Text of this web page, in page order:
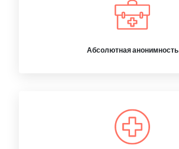
Абсолютная анонимность